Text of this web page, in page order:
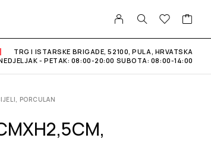
TRG I ISTARSKE BRIGADE, 52100, PULA, HRVATSKA
- PETAK: 08:00-20:00 SUBOTA: 08:00-14:00
PORCULAN